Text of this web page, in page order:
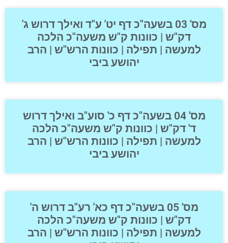
מס' 03 בשעה"כ דף יט' ע"ד ואילך דרוש ג'
דק"ש | כוונות ק"ש משעה"כ הלכה
למעשה | תפילה | כוונות הרש"ש | הרב
יהושע ביבי
מס' 04 בשעה"כ דף כ' סוע"ב ואילך דרוש
ד' דק"ש | כוונות ק"ש משעה"כ הלכה
למעשה | תפילה | כוונות הרש"ש | הרב
יהושע ביבי
מס' 05 בשעה"כ דף כא' רע"ב דרוש ה'
דק"ש | כוונות ק"ש משעה"כ הלכה
למעשה | תפילה | כוונות הרש"ש | הרב